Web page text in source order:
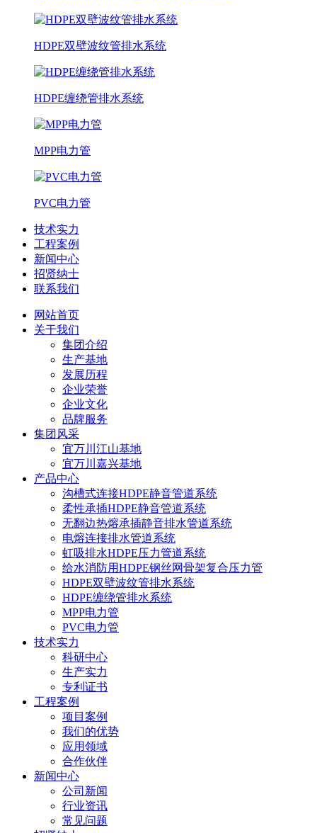
HDPE双壁波纹管排水系统
HDPE缠绕管排水系统
MPP电力管
PVC电力管
技术实力
工程案例
新闻中心
招贤纳士
联系我们
网站首页
关于我们
集团介绍
生产基地
发展历程
企业荣誉
企业文化
品牌服务
集团风采
宜万川江山基地
宜万川嘉兴基地
产品中心
沟槽式连接HDPE静音管道系统
柔性承插HDPE静音管道系统
无翻边热熔承插静音排水管道系统
电熔连接排水管道系统
虹吸排水HDPE压力管道系统
给水消防用HDPE钢丝网骨架复合压力管
HDPE双壁波纹管排水系统
HDPE缠绕管排水系统
MPP电力管
PVC电力管
技术实力
科研中心
生产实力
专利证书
工程案例
项目案例
我们的优势
应用领域
合作伙伴
新闻中心
公司新闻
行业资讯
常见问题